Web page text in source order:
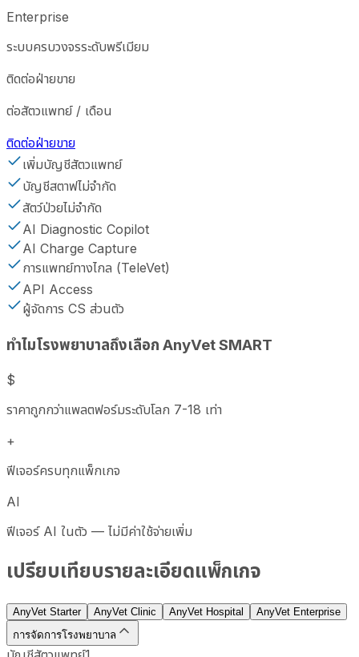
Enterprise
ระบบครบวงจรระดับพรีเมียม
ติดต่อฝ่ายขาย
ต่อสัตวแพทย์ / เดือน
ติดต่อฝ่ายขาย
เพิ่มบัญชีสัตวแพทย์
บัญชีสตาฟไม่จำกัด
สัตว์ป่วยไม่จำกัด
AI Diagnostic Copilot
AI Charge Capture
การแพทย์ทางไกล (TeleVet)
API Access
ผู้จัดการ CS ส่วนตัว
ทำไมโรงพยาบาลถึงเลือก AnyVet SMART
$
ราคาถูกกว่าแพลตฟอร์มระดับโลก 7-18 เท่า
+
ฟีเจอร์ครบทุกแพ็กเกจ
AI
ฟีเจอร์ AI ในตัว — ไม่มีค่าใช้จ่ายเพิ่ม
เปรียบเทียบรายละเอียดแพ็กเกจ
AnyVet Starter AnyVet Clinic AnyVet Hospital
AnyVet Enterprise
การจัดการโรงพยาบาล